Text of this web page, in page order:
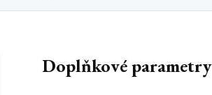
Doplňkové parametry